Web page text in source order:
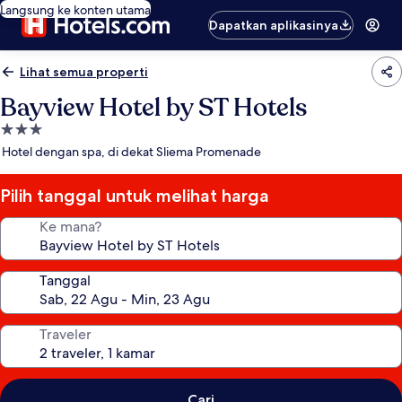
Langsung ke konten utama
Dapatkan aplikasinya
Lihat semua properti
Bayview Hotel by ST Hotels
Properti
bintang
Hotel dengan spa, di dekat Sliema Promenade
Pilih tanggal untuk melihat harga
Ke mana?
Tanggal
Traveler